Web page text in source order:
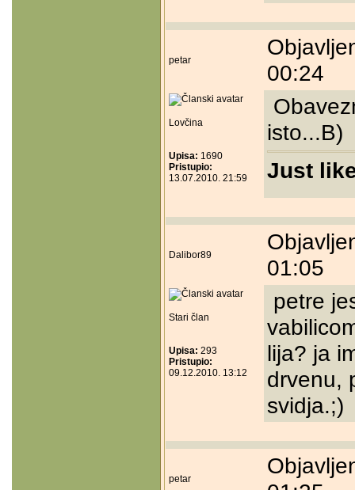
petar
00:24
Lovčina
Upisa: 1690
Pristupio:
13.07.2010. 21:59
isto...B)
Just
Dalibor89
01:05
Stari član
Upisa: 293
Pristupio:
09.12.2010. 13:12
petre
lija? ja
drvenu,
svidja.;)
petar